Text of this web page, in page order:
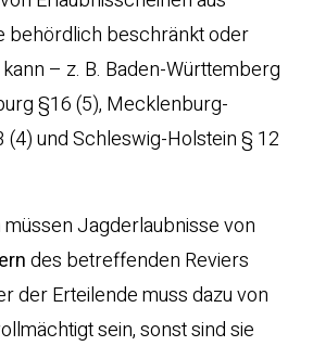
behördlich beschränkt oder
– z. B. Baden-Württemberg
§16 (5), Mecklenburg-
und Schleswig-Holstein § 12
Jagderlaubnisse von
des betreffenden Reviers
der Erteilende muss dazu von
sein, sonst sind sie